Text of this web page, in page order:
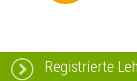
Registrierte